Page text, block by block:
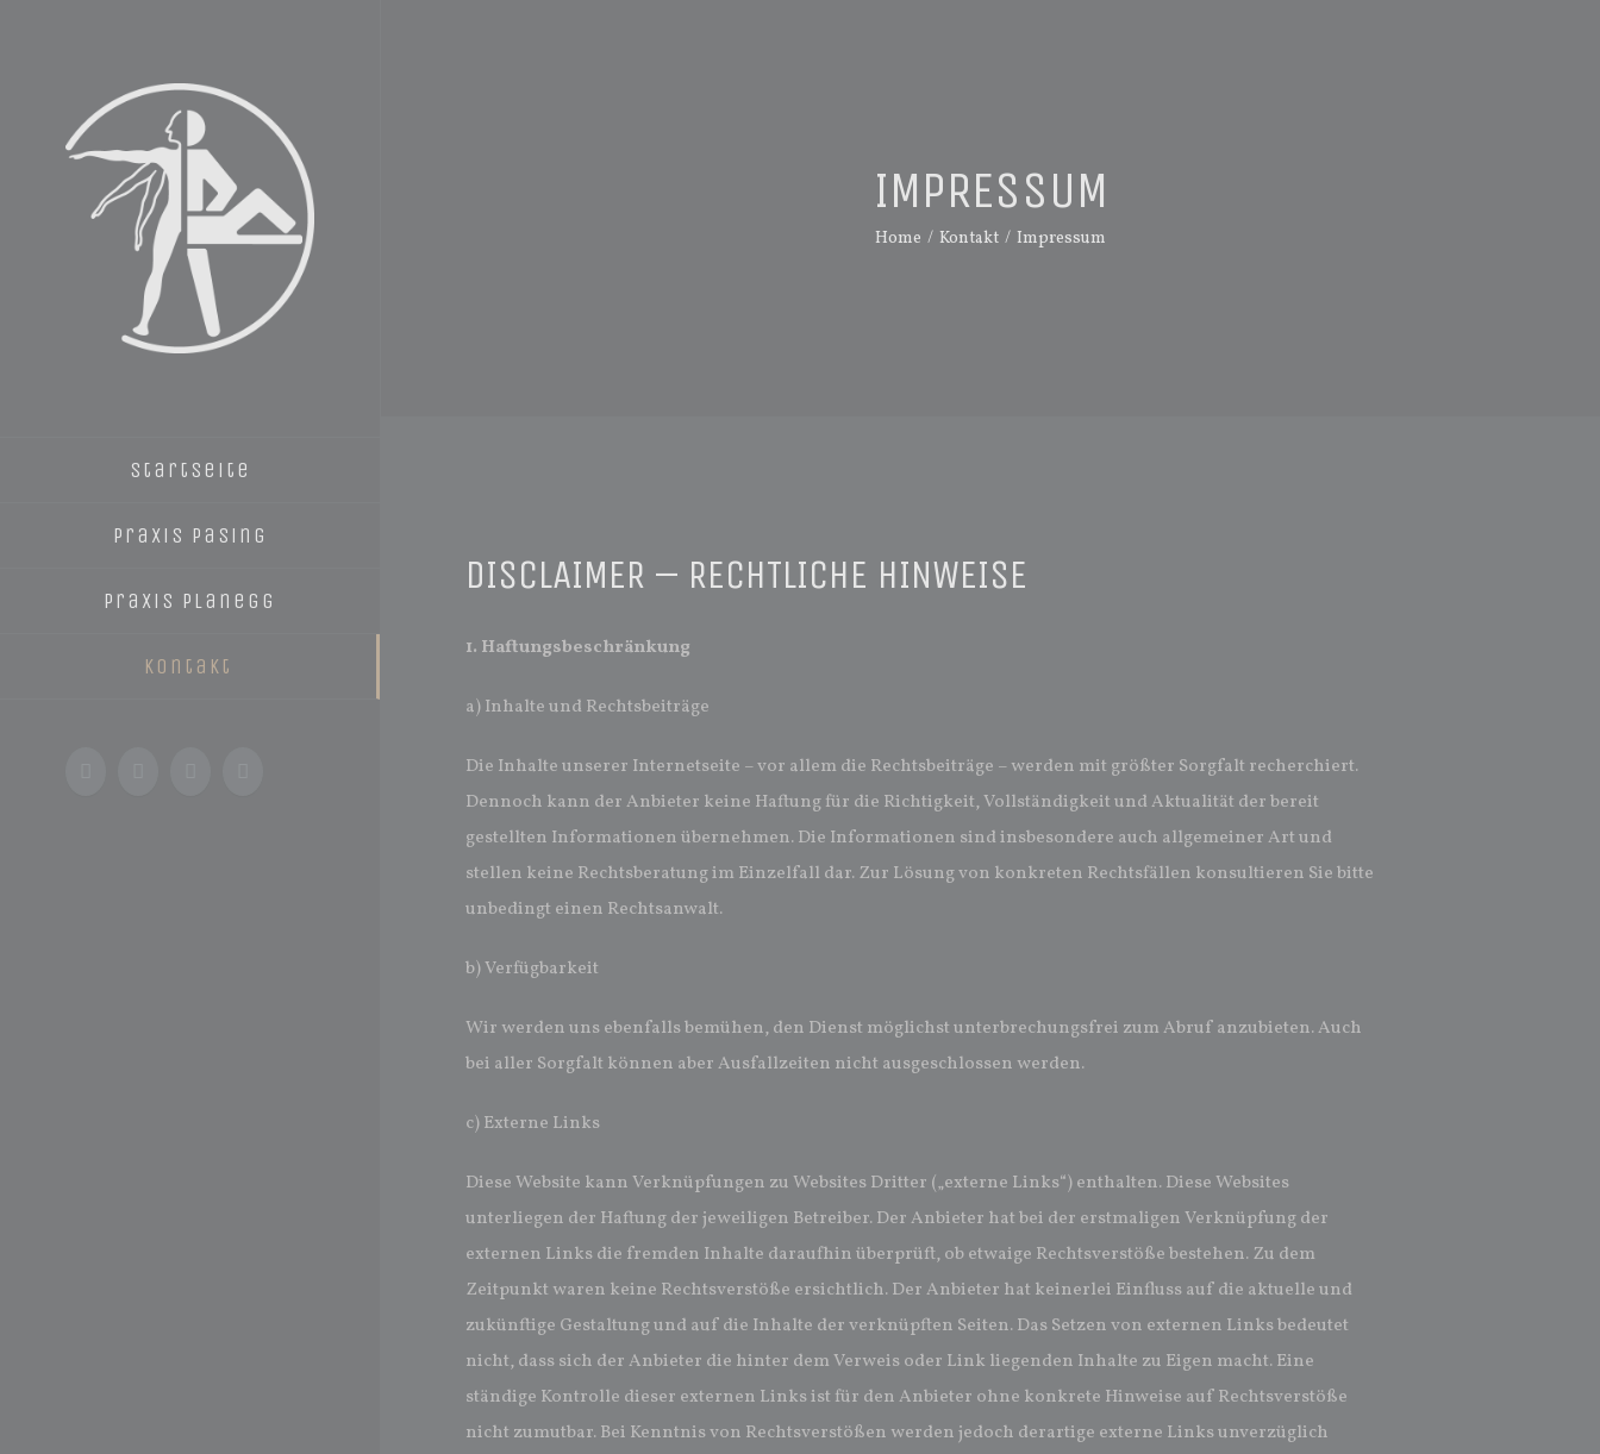
Startseite
Praxis Pasing
Praxis Planegg
Kontakt
IMPRESSUM
Home / Kontakt / Impressum
DISCLAIMER – RECHTLICHE HINWEISE
1. Haftungsbeschränkung
a) Inhalte und Rechtsbeiträge
Die Inhalte unserer Internetseite – vor allem die Rechtsbeiträge – werden mit größter Sorgfalt recherchiert.
Dennoch kann der Anbieter keine Haftung für die Richtigkeit, Vollständigkeit und Aktualität der bereit
gestellten Informationen übernehmen. Die Informationen sind insbesondere auch allgemeiner Art und
stellen keine Rechtsberatung im Einzelfall dar. Zur Lösung von konkreten Rechtsfällen konsultieren Sie bitte
unbedingt einen Rechtsanwalt.
b) Verfügbarkeit
Wir werden uns ebenfalls bemühen, den Dienst möglichst unterbrechungsfrei zum Abruf anzubieten. Auch
bei aller Sorgfalt können aber Ausfallzeiten nicht ausgeschlossen werden.
c) Externe Links
Diese Website kann Verknüpfungen zu Websites Dritter („externe Links“) enthalten. Diese Websites
unterliegen der Haftung der jeweiligen Betreiber. Der Anbieter hat bei der erstmaligen Verknüpfung der
externen Links die fremden Inhalte daraufhin überprüft, ob etwaige Rechtsverstöße bestehen. Zu dem
Zeitpunkt waren keine Rechtsverstöße ersichtlich. Der Anbieter hat keinerlei Einfluss auf die aktuelle und
zukünftige Gestaltung und auf die Inhalte der verknüpften Seiten. Das Setzen von externen Links bedeutet
nicht, dass sich der Anbieter die hinter dem Verweis oder Link liegenden Inhalte zu Eigen macht. Eine
ständige Kontrolle dieser externen Links ist für den Anbieter ohne konkrete Hinweise auf Rechtsverstöße
nicht zumutbar. Bei Kenntnis von Rechtsverstößen werden jedoch derartige externe Links unverzüglich